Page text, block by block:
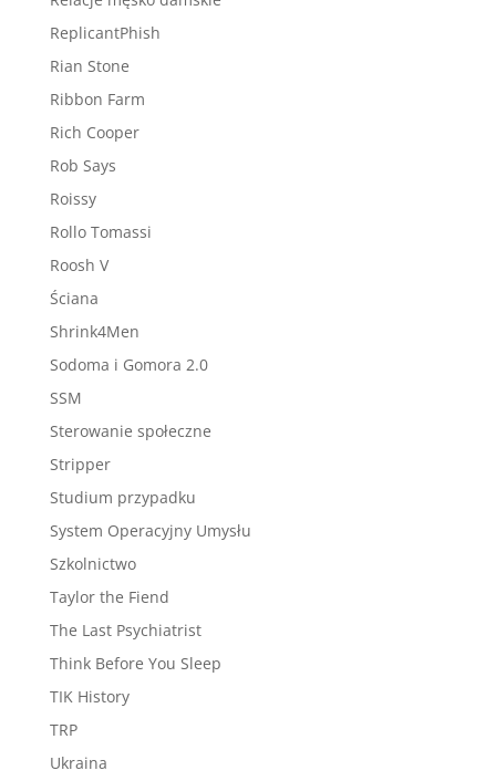
ReplicantPhish
Rian Stone
Ribbon Farm
Rich Cooper
Rob Says
Roissy
Rollo Tomassi
Roosh V
Ściana
Shrink4Men
Sodoma i Gomora 2.0
SSM
Sterowanie społeczne
Stripper
Studium przypadku
System Operacyjny Umysłu
Szkolnictwo
Taylor the Fiend
The Last Psychiatrist
Think Before You Sleep
TIK History
TRP
Ukraina